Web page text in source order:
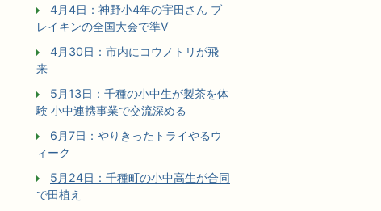
4月4日：神野小4年の宇田さん ブ
レイキンの全国大会で準V
4月30日：市内にコウノトリが飛
来
5月13日：千種の小中生が製茶を体
験 小中連携事業で交流深める
6月7日：やりきったトライやるウ
ィーク
5月24日：千種町の小中高生が合同
で田植え